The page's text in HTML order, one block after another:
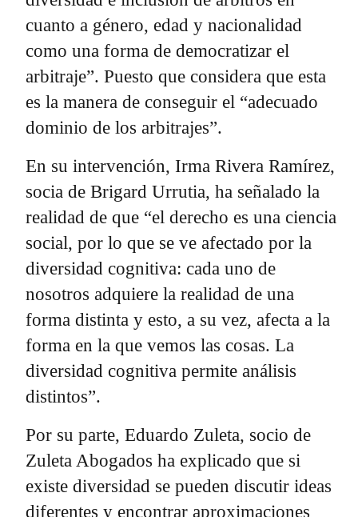
cuanto a género, edad y nacionalidad
como una forma de democratizar el
arbitraje”. Puesto que considera que esta
es la manera de conseguir el “adecuado
dominio de los arbitrajes”.
En su intervención, Irma Rivera Ramírez,
socia de Brigard Urrutia, ha señalado la
realidad de que “el derecho es una ciencia
social, por lo que se ve afectado por la
diversidad cognitiva: cada uno de
nosotros adquiere la realidad de una
forma distinta y esto, a su vez, afecta a la
forma en la que vemos las cosas. La
diversidad cognitiva permite análisis
distintos”.
Por su parte, Eduardo Zuleta, socio de
Zuleta Abogados ha explicado que si
existe diversidad se pueden discutir ideas
diferentes y encontrar aproximaciones